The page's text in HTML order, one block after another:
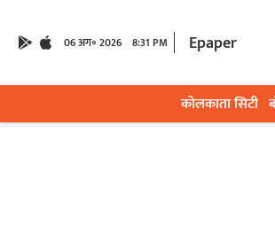
06 अग॰ 2026 8:31 PM Epaper
कोलकाता सिटी